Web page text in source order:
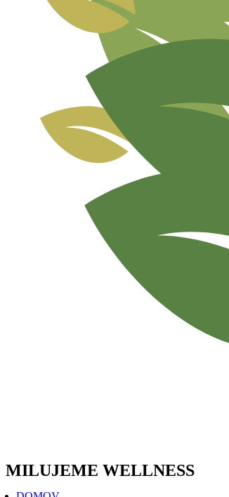
MILUJEME WELLNESS